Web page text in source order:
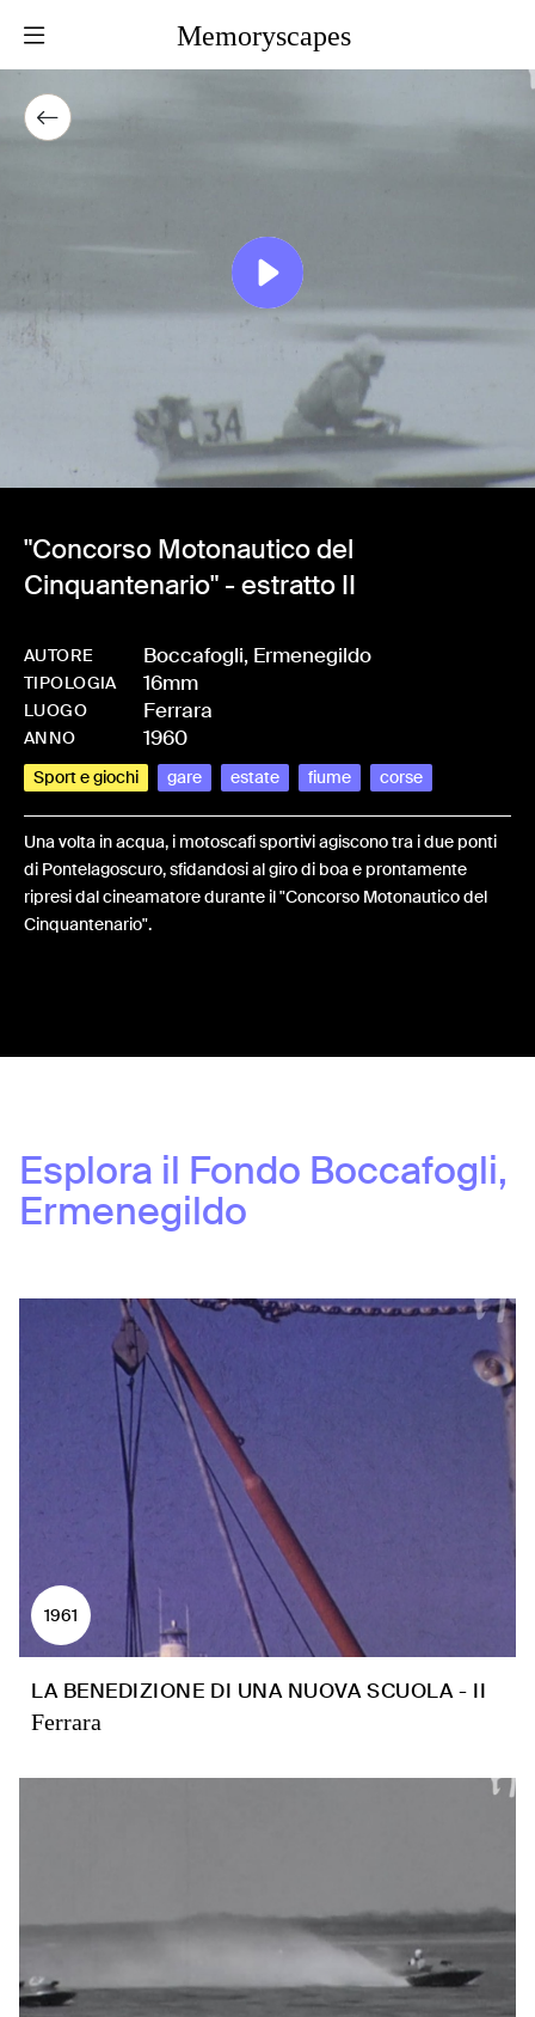
Memoryscapes
"Concorso Motonautico del
Cinquantenario" - estratto II
AUTORE Boccafogli, Ermenegildo
TIPOLOGIA 16mm
LUOGO Ferrara
ANNO 1960
Sport e giochi gare estate fiume corse
Una volta in acqua, i motoscafi sportivi agiscono tra i due ponti
di Pontelagoscuro, sfidandosi al giro di boa e prontamente
ripresi dal cineamatore durante il "Concorso Motonautico del
Cinquantenario".
Esplora il Fondo Boccafogli,
Ermenegildo
1961
LA BENEDIZIONE DI UNA NUOVA SCUOLA - II
Ferrara